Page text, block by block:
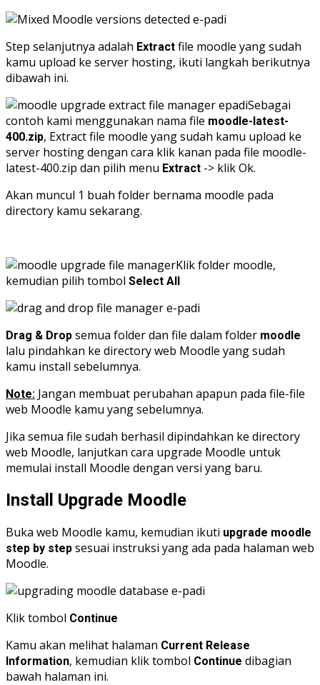
Step selanjutnya adalah Extract file moodle yang sudah
kamu upload ke server hosting, ikuti langkah berikutnya
dibawah ini.
Sebagai
contoh kami menggunakan nama file moodle-latest-
400.zip, Extract file moodle yang sudah kamu upload ke
server hosting dengan cara klik kanan pada file moodle-
latest-400.zip dan pilih menu Extract -> klik Ok.
Akan muncul 1 buah folder bernama moodle pada
directory kamu sekarang.
Klik folder moodle,
kemudian pilih tombol Select All
Drag & Drop semua folder dan file dalam folder moodle
lalu pindahkan ke directory web Moodle yang sudah
kamu install sebelumnya.
Note: Jangan membuat perubahan apapun pada file-file
web Moodle kamu yang sebelumnya.
Jika semua file sudah berhasil dipindahkan ke directory
web Moodle, lanjutkan cara upgrade Moodle untuk
memulai install Moodle dengan versi yang baru.
Install Upgrade Moodle
Buka web Moodle kamu, kemudian ikuti upgrade moodle
step by step sesuai instruksi yang ada pada halaman web
Moodle.
Klik tombol Continue
Kamu akan melihat halaman Current Release
Information, kemudian klik tombol Continue dibagian
bawah halaman ini.